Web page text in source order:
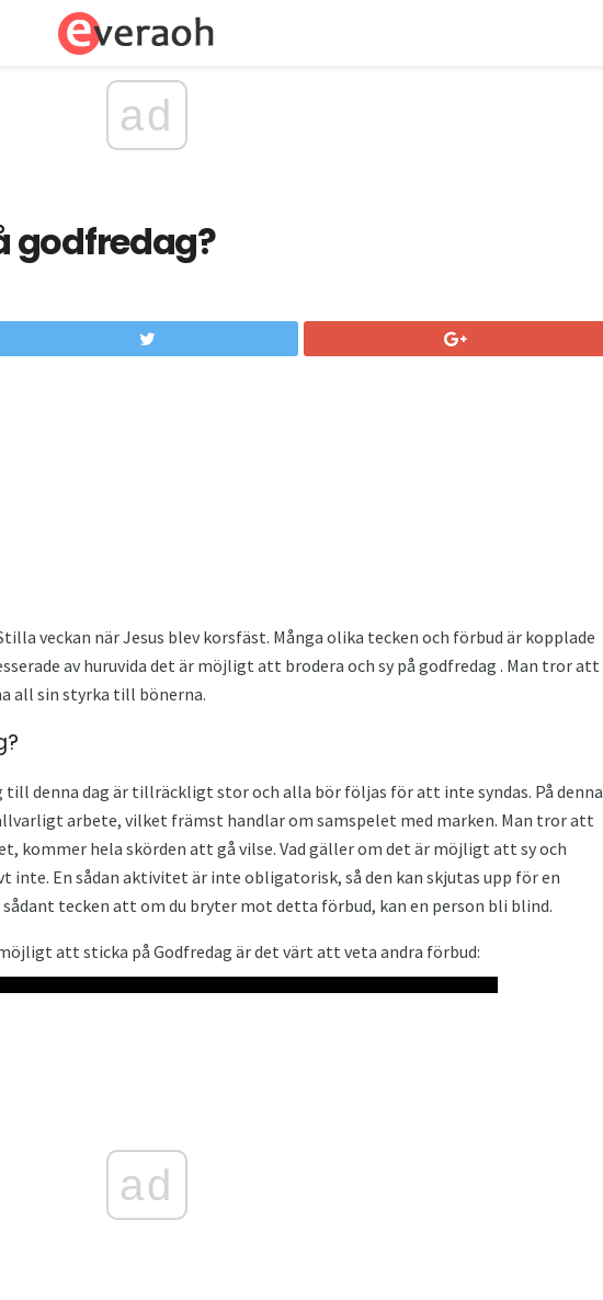
ad
godfredag?
veckan när Jesus blev korsfäst. Många olika tecken och förbud är kopplade
av huruvida det är möjligt att brodera och sy på godfredag . Man tror att
all sin styrka till bönerna.
denna dag är tillräckligt stor och alla bör följas för att inte syndas. På denna
arbete, vilket främst handlar om samspelet med marken. Man tror att
kommer hela skörden att gå vilse. Vad gäller om det är möjligt att sy och
inte. En sådan aktivitet är inte obligatorisk, så den kan skjutas upp för en
tecken att om du bryter mot detta förbud, kan en person bli blind.
att sticka på Godfredag ​​är det värt att veta andra förbud:
ad